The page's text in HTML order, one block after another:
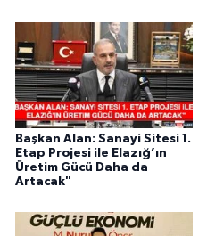
Başkan Alan: Sanayi Sitesi 1.
Etap Projesi ile Elazığ’ın
Üretim Gücü Daha da
Artacak"